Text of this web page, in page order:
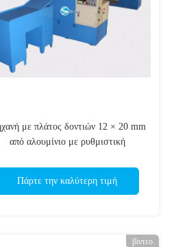
με πλάτος δοντιών 12 × 20 mm
από αλουμίνιο με ρυθμιστική
Πάρτε την καλύτερη τιμή
βίντεο